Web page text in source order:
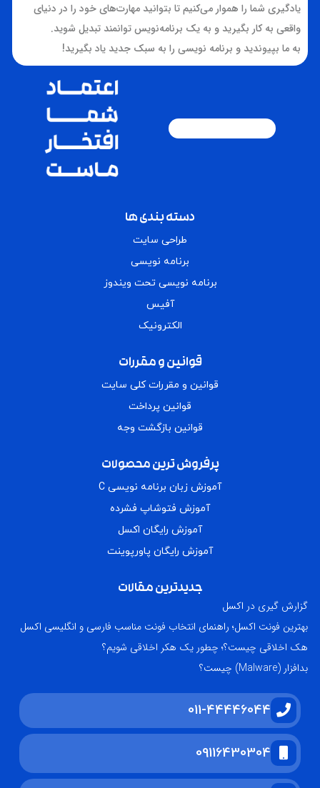
یادگیری شما را هموار می‌کنیم تا بتوانید مهارت‌های خود را در دنیای
واقعی به کار بگیرید و به یک برنامه‌نویس توانمند تبدیل شوید.
به ما بپیوندید و برنامه نویسی را به سبک جدید یاد بگیرید!
دسته بندی ها
طراحی سایت
برنامه نویسی
برنامه نویسی تحت ویندوز
آفیس
الکترونیک
قوانین و مقررات
قوانین و مقررات کلی سایت
قوانین پرداخت
قوانین بازگشت وجه
پرفروش ترین محصولات
آموزش زبان برنامه نویسی C
آموزش فتوشاپ فشرده
آموزش رایگان اکسل
آموزش رایگان پاورپوینت
جدیدترین مقالات
گزارش گیری در اکسل
بهترین فونت اکسل؛ راهنمای انتخاب فونت مناسب فارسی و انگلیسی اکسل
هک اخلاقی چیست؟؛ چطور یک هکر اخلاقی شویم؟
بدافزار (Malware) چیست؟
011-44446044
09116430304